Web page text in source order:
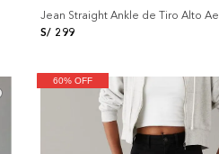
Jean Straight Ankle de Tiro Alto Ae
S/ 299
60% OFF